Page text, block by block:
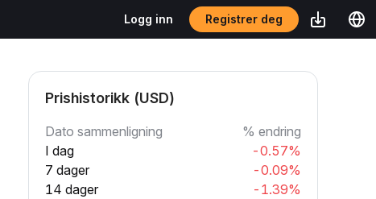
Logg inn Registrer deg
Prishistorikk (USD)
Dato sammenligning
% endring
I dag
-0.57%
7 dager
-0.09%
14 dager
-1.39%